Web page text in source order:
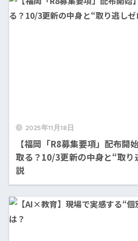
2025年11月18日
【福岡「R8募集要項」配布開
取る？10/3更新の中身と“取り
説